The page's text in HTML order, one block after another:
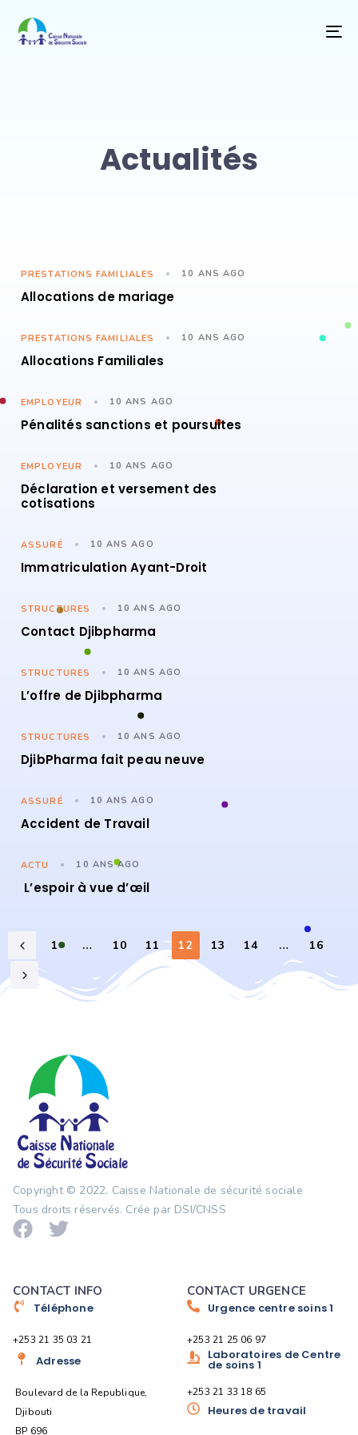
Actualités
PRESTATIONS FAMILIALES 10 ANS AGO
Allocations de mariage
PRESTATIONS FAMILIALES 10 ANS AGO
Allocations Familiales
EMPLOYEUR 10 ANS AGO
Pénalités sanctions et poursuites
EMPLOYEUR 10 ANS AGO
Déclaration et versement des
cotisations
ASSURÉ 10 ANS AGO
Immatriculation Ayant-Droit
STRUCTURES 10 ANS AGO
Contact Djibpharma
STRUCTURES 10 ANS AGO
L’offre de Djibpharma
STRUCTURES 10 ANS AGO
DjibPharma fait peau neuve
ASSURÉ 10 ANS AGO
Accident de Travail
ACTU 10 ANS AGO
L’espoir à vue d’œil
1 … 10 11 12 13 14 … 16
Copyright © 2022. Caisse Nationale de sécurité sociale
Tous droits réservés. Crée par DSI/CNSS
CONTACT INFO
Téléphone
+253 21 35 03 21
Adresse
Boulevard de la Republique,
Djibouti
BP 696
CONTACT URGENCE
Urgence centre soins 1
+253 21 25 06 97
Laboratoires de Centre
de soins 1
+253 21 33 18 65
Heures de travail